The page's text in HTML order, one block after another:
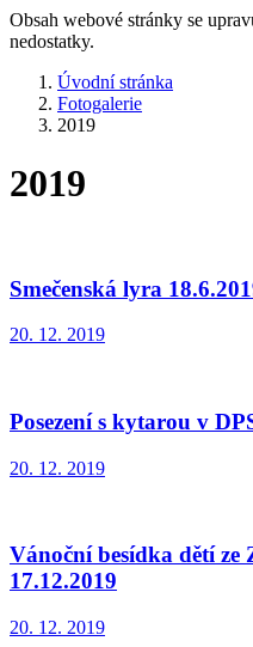
Obsah webové stránky se
nedostatky.
Úvodní stránka
Fotogalerie
2019
2019
Smečenská lyra
20. 12. 2019
Posezení s kytarou v
20. 12. 2019
Vánoční besídka dětí ze
17.12.2019
20. 12. 2019